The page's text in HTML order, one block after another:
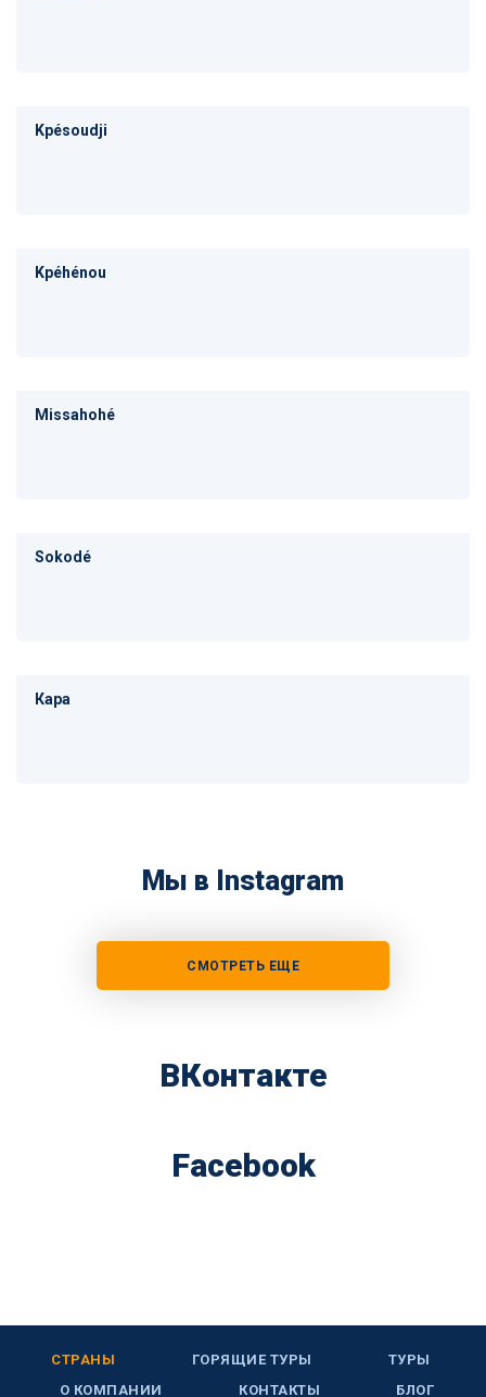
Kpésoudji
Kpéhénou
Missahohé
Sokodé
Кара
Мы в Instagram
СМОТРЕТЬ ЕЩЕ
ВКонтакте
Facebook
СТРАНЫ ГОРЯЩИЕ ТУРЫ
ТУРЫ
О КОМПАНИИ
КОНТАКТЫ БЛОГ